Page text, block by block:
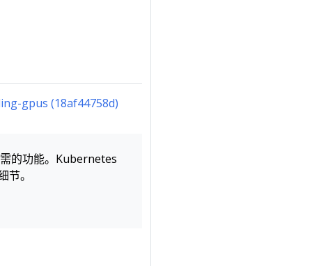
gpus (18af44758d)
的功能。Kubernetes
节。